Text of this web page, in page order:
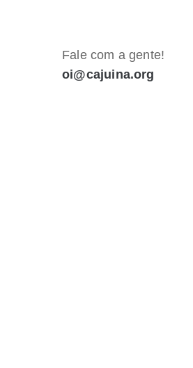
Fale com a gente!
oi@cajuina.org